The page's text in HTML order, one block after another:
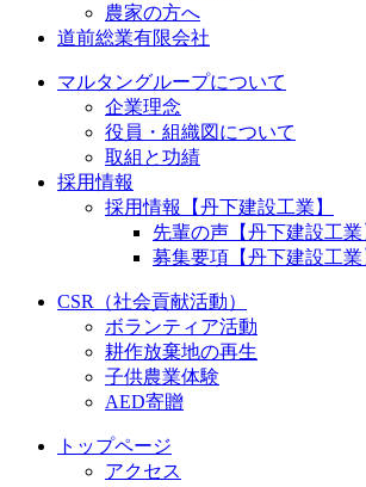
農家の方へ
道前総業有限会社
マルタングループについて
企業理念
役員・組織図について
取組と功績
採用情報
採用情報【丹下建設工業】
先輩の声【丹下建設工業
募集要項【丹下建設工業
CSR（社会貢献活動）
ボランティア活動
耕作放棄地の再生
子供農業体験
AED寄贈
トップページ
アクセス